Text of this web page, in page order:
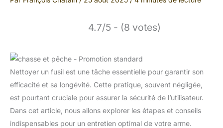
4.7/5 - (8 votes)
Nettoyer un fusil est une tâche essentielle pour garantir son
efficacité et sa longévité. Cette pratique, souvent négligée,
est pourtant cruciale pour assurer la sécurité de l’utilisateur.
Dans cet article, nous allons explorer les étapes et conseils
indispensables pour un entretien optimal de votre arme.